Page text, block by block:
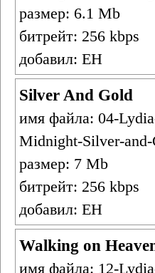
размер: 6.1 Mb
битрейт: 256 kbps
добавил: ЕН
Silver And Gold
имя файла: 04-
Midnight-Silver-
размер: 7 Mb
битрейт: 256 kbps
добавил: ЕН
Walking on
имя файла: 12-